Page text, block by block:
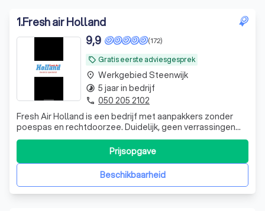
1.Fresh air Holland
local_offer Gratis eerste adviesgesprek
(172)
9,9
Fresh Air Holland is een bedrijf met aanpakkers zonder
poespas en rechtdoorzee. Duidelijk, geen verrassingen
achteraf en 100% tevreden klanten. Daar streven wij naar.
Beschikbaarheid
Prijsopgave
place Werkgebied Steenwijk
timelapse 5 jaar in bedrijf
phone 050 205 2102